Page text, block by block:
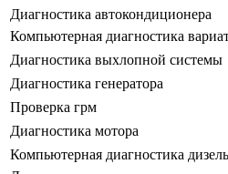
Диагностика автокондиционера
Компьютерная диагностика
Диагностика выхлопной системы
Диагностика генератора
Проверка грм
Диагностика мотора
Компьютерная диагностика